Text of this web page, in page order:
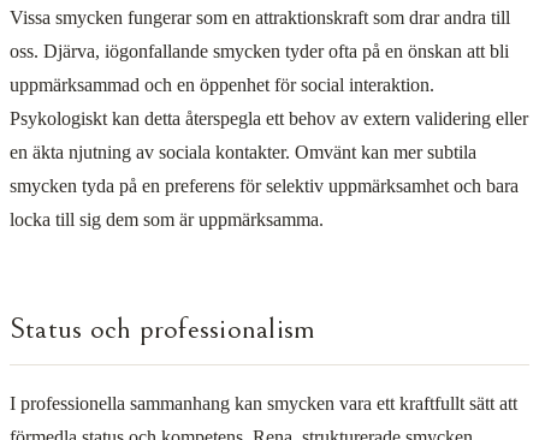
Vissa smycken fungerar som en attraktionskraft som drar andra till
oss. Djärva, iögonfallande smycken tyder ofta på en önskan att bli
uppmärksammad och en öppenhet för social interaktion.
Psykologiskt kan detta återspegla ett behov av extern validering eller
en äkta njutning av sociala kontakter. Omvänt kan mer subtila
smycken tyda på en preferens för selektiv uppmärksamhet och bara
locka till sig dem som är uppmärksamma.
Status och professionalism
I professionella sammanhang kan smycken vara ett kraftfullt sätt att